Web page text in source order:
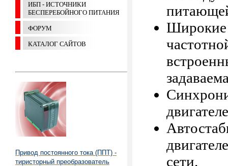
ИБП - ИСТОЧНИКИ
БЕСПЕРЕБОЙНОГО ПИТАНИЯ
ФОРУМ
КАТАЛОГ САЙТОВ
Привод постоянного тока (ППТ) -
тиристорный преобразователь
Широкие
сети.